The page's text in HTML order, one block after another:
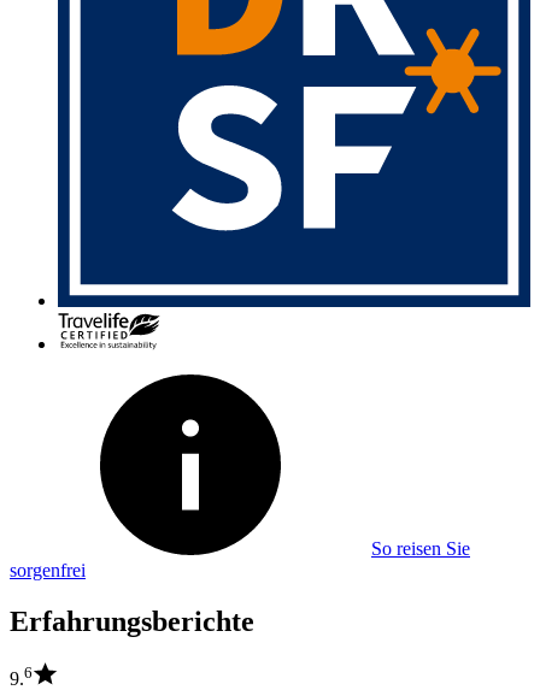
So reisen Sie
sorgenfrei
Erfahrungsberichte
9.6